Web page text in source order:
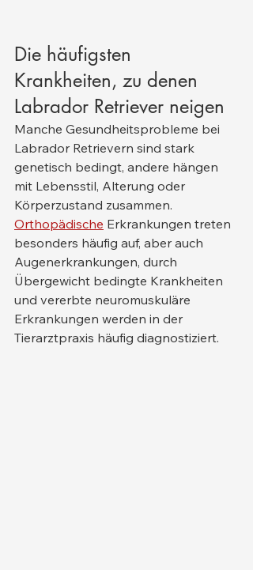
Die häufigsten
Krankheiten, zu denen
Labrador Retriever neigen
Manche Gesundheitsprobleme bei
Labrador Retrievern sind stark
genetisch bedingt, andere hängen
mit Lebensstil, Alterung oder
Körperzustand zusammen.
Orthopädische Erkrankungen treten
besonders häufig auf, aber auch
Augenerkrankungen, durch
Übergewicht bedingte Krankheiten
und vererbte neuromuskuläre
Erkrankungen werden in der
Tierarztpraxis häufig diagnostiziert.